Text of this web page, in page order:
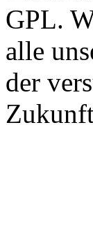
GPL.
alle
der